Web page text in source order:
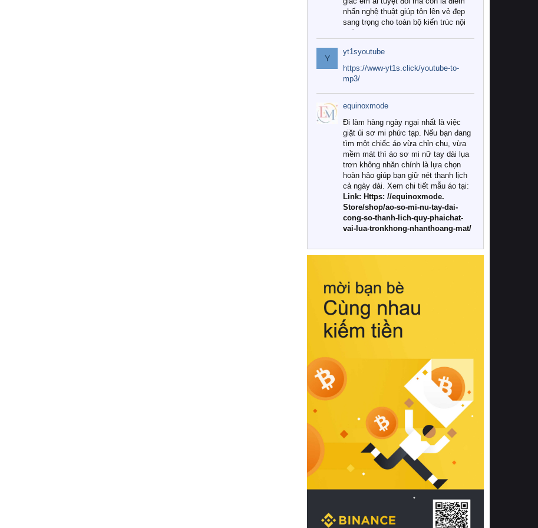
nhấn nghệ thuật giúp tôn lên vẻ đẹp
sang trọng cho toàn bộ kiến trúc nội
Tuy nhiên, giữa thị trường đa dạng
với vô vàn thương hiệu và mẫu mã
như hiện nay, làm thế nào để chọn
được những bộ chăn ga gối đệm cao
cấp thực sự chất lượng, phù hợp với
khí hậu và nhu cầu sử dụng của gia
đình? Hãy cùng chúng tôi đi tìm lời
giải đáp chi tiết qua bài viết dưới đây.
1. Tại sao các gia đình hiện đại lại ưa
chuộng chăn ga gối đệm cao cấp?
Khác với các dòng sản phẩm thông
thường, những bộ chăn ga gối đệm
cao cấp trải qua quy trình sản xuất
nghiêm ngặt từ khâu chọn lọc nguyên
liệu tự nhiên đến công nghệ dệt
nhuộm hiện đại không chứa hóa chất
này, bạn sẽ cảm nhận rõ rệt sự khác
hồi chuẩn xác của phần đệm nâng đỡ
cột sống.
Bên cạnh đó, việc lựa chọn các dòng
sản phẩm đạt chuẩn chất lượng quốc
tế còn giúp ngăn ngừa tình trạng kích
khuẩn và nấm mốc trong điều kiện
thời tiết nóng ẩm. Bạn có thể tìm hiểu
thêm các nghiên cứu khoa học về tác
động của giấc ngủ và môi trường
phòng ngủ đối với sức khỏe con
người tại Sleep Foundation (External
Link) để có cái nhìn toàn diện hơn.
2. Các tiêu chí vàng khi lựa chọn
chăn ga gối đệm cao cấp cho phòng
ngủ
Để sở hữu một bộ chăn ga gối đệm
cao cấp hoàn hảo cả về thẩm mỹ lẫn
công năng, người tiêu dùng cần cân
nhắc kỹ lưỡng các tiêu chí quan trọng
Y
yt1syoutube
https://www-yt1s.click/youtube-to-
mp3/
equinoxmode
Đi làm hàng ngày ngại nhất là việc
giặt ủi sơ mi phức tạp. Nếu bạn đang
tìm một chiếc áo vừa chỉn chu, vừa
mềm mát thì áo sơ mi nữ tay dài lụa
trơn không nhăn chính là lựa chọn
hoàn hảo giúp bạn giữ nét thanh lịch
cả ngày dài. Xem chi tiết mẫu áo tại:
Link: Https: //equinoxmode.
Store/shop/ao-so-mi-nu-tay-dai-
cong-so-thanh-lich-quy-phaichat-
vai-lua-tronkhong-nhanthoang-mat/